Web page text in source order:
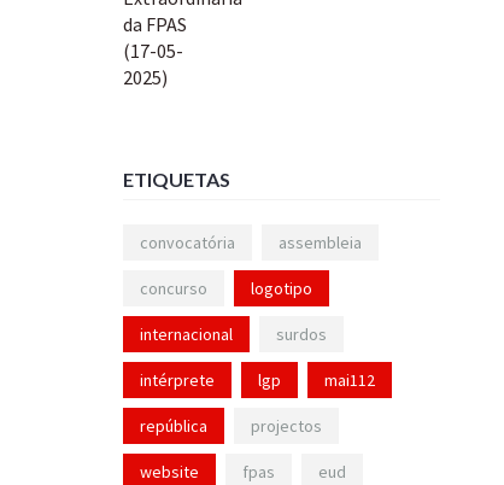
ETIQUETAS
convocatória assembleia
concurso logotipo
internacional surdos
intérprete lgp mai112
república projectos
website fpas eud